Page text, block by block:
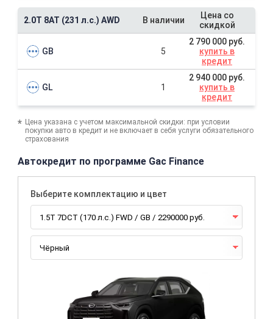
2.0T 8AT (231 л.с.) AWD В наличии
Цена со
скидкой
GB 5
2 790 000 руб.
купить в
кредит
GL 1
2 940 000 руб.
купить в
кредит
Цена указана с учетом максимальной скидки: при условии
покупки авто в кредит и не включает в себя услуги обязательного
страхования
Автокредит по программе Gac Finance
Выберите комплектацию и цвет